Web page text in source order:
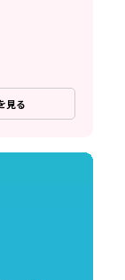
見る